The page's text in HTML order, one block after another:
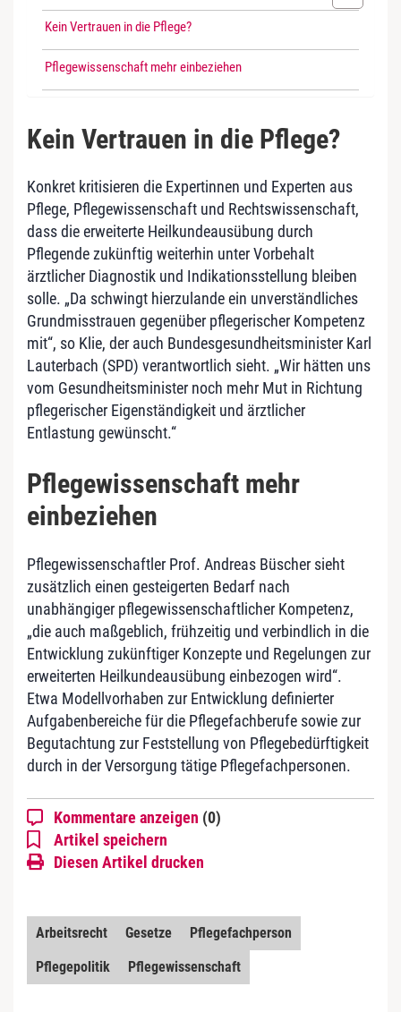
Kein Vertrauen in die Pflege?
Pflegewissenschaft mehr einbeziehen
Kein Vertrauen in die Pflege?
Konkret kritisieren die Expertinnen und Experten aus
Pflege, Pflegewissenschaft und Rechtswissenschaft,
dass die erweiterte Heilkundeausübung durch
Pflegende zukünftig weiterhin unter Vorbehalt
ärztlicher Diagnostik und Indikationsstellung bleiben
solle. „Da schwingt hierzulande ein unverständliches
Grundmisstrauen gegenüber pflegerischer Kompetenz
mit“, so Klie, der auch Bundesgesundheitsminister Karl
Lauterbach (SPD) verantwortlich sieht. „Wir hätten uns
vom Gesundheitsminister noch mehr Mut in Richtung
pflegerischer Eigenständigkeit und ärztlicher
Entlastung gewünscht.“
Pflegewissenschaft mehr
einbeziehen
Pflegewissenschaftler Prof. Andreas Büscher sieht
zusätzlich einen gesteigerten Bedarf nach
unabhängiger pflegewissenschaftlicher Kompetenz,
„die auch maßgeblich, frühzeitig und verbindlich in die
Entwicklung zukünftiger Konzepte und Regelungen zur
erweiterten Heilkundeausübung einbezogen wird“.
Etwa Modellvorhaben zur Entwicklung definierter
Aufgabenbereiche für die Pflegefachberufe sowie zur
Begutachtung zur Feststellung von Pflegebedürftigkeit
durch in der Versorgung tätige Pflegefachpersonen.
Kommentare anzeigen (0)
Artikel speichern
Diesen Artikel drucken
Arbeitsrecht Gesetze
Pflegefachperson
Pflegepolitik
Pflegewissenschaft